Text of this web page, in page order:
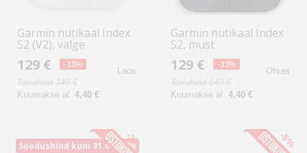
Garmin nutikaal Index
S2 (V2), valge
129 € -13%
Tavahind 149 €
Kuumakse al. 4,40 €
Laos
Garmin nutikaal Index
S2, must
129 € -13%
Tavahind 149 €
Kuumakse al. 4,40 €
Otsas
Soodushind kuni 31.08.2026
-3% -5%